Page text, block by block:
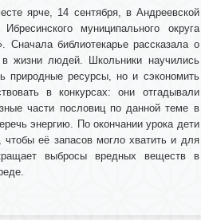
ярче, 14 сентября, в Андреевской
муниципального округа
Сначала библиотекарье рассказала о
жизни людей. Школьники научились
природные ресурсы, но и сэкономить
в конкурсах: они отгадывали
части пословиц по данной теме в
энергию. По окончании урока дети
её запасов могло хватить и для
выбросы вредных веществ в